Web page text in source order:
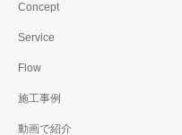
Concept
Service
Flow
施工事例
動画で紹介